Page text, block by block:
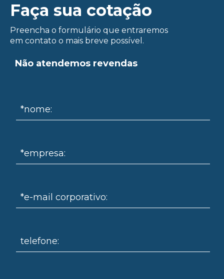
Faça sua cotação
Preencha o formulário que entraremos
em contato o mais breve possível.
Não atendemos revendas
*nome:
*empresa:
*e-mail corporativo:
telefone: